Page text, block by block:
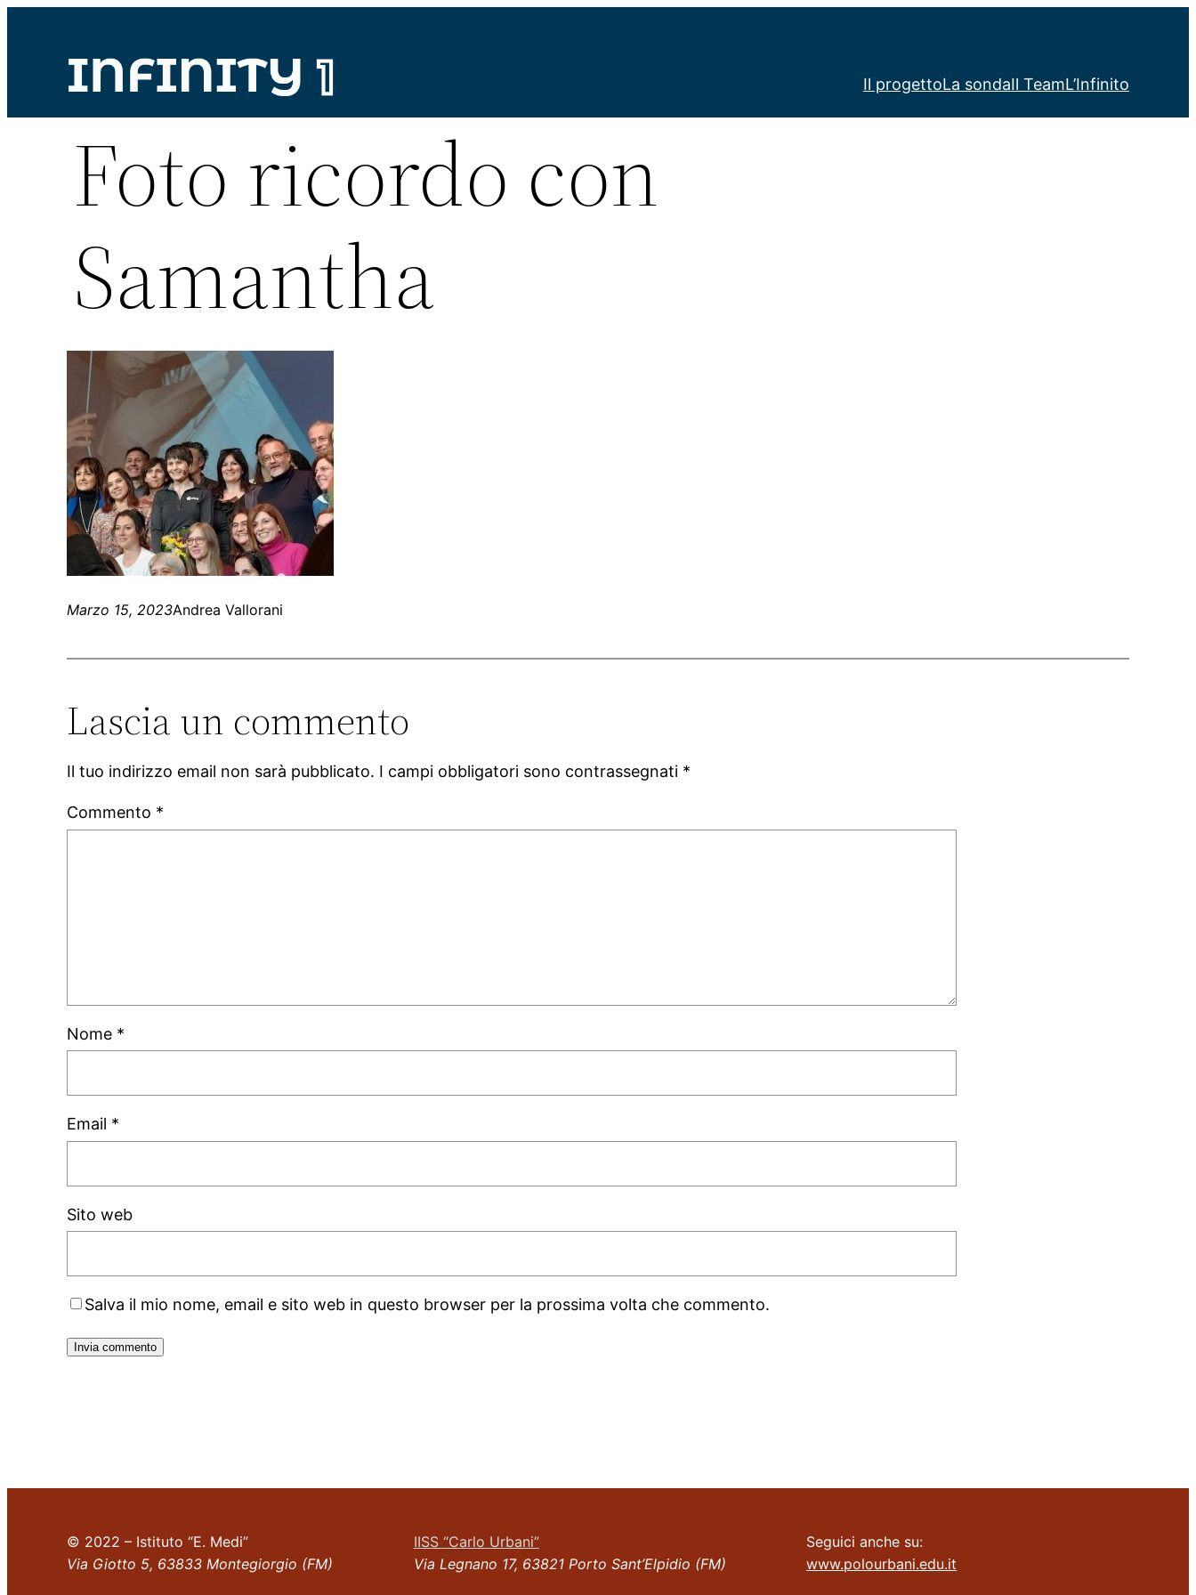
contenuto
Il progettoLa sondaIl TeamL’Infinito
Foto ricordo con
Samantha
Marzo 15, 2023Andrea Vallorani
Lascia un commento
Il tuo indirizzo email non sarà pubblicato. I campi obbligatori sono contrassegnati *
Commento *
Nome *
Email *
Sito web
Salva il mio nome, email e sito web in questo browser per la prossima volta che commento.
© 2022 – Istituto “E. Medi”
Via Giotto 5, 63833 Montegiorgio (FM)
IISS “Carlo Urbani”
Via Legnano 17, 63821 Porto Sant’Elpidio (FM)
Seguici anche su:
www.polourbani.edu.it